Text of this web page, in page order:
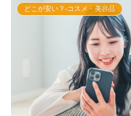
どこが安い？-コスメ・美容品